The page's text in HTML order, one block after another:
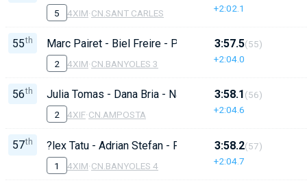
5 4XIM·CN.SANT CARLES +2:02.1
55th Marc Pairet - Biel Freire - Pau Bustins - Lluc Gelador
2 4XIM·CN.BANYOLES 3
3:57.5
+2:04.0
(55)
56th Julia Tomas - Dana Bria - Nagore Fabra - Adriana
2 4XIF·CN.AMPOSTA
3:58.1
+2:04.6
(56)
57th ?lex Tatu - Adrian Stefan - Pol Comas - Lluc Badia
1 4XIM·CN.BANYOLES 4
3:58.2
+2:04.7
(57)